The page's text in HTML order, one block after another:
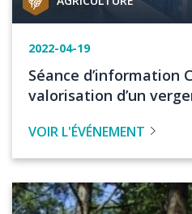
de
Date
de
l'événement
2022-04-19
Titre
de
Séance d’information
valorisation d’un
VOIR L'ÉVÉNEMENT
Image